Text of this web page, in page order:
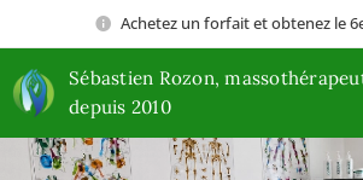
Achetez un forfait et obtenez le
Sébastien Rozon,
depuis 2010